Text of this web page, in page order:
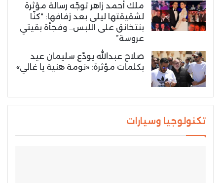
ملك أحمد زاهر توجّه رسالة مؤثرة
لشقيقتها ليلى بعد زفافها: “كنّا
بنتخانق على اللبس.. وفجأة بقيتي
عروسة”
صلاح عبدالله يودّع سليمان عيد
بكلمات مؤثرة: «نومة هنية يا غالي»
تكنولوجيا وسيارات